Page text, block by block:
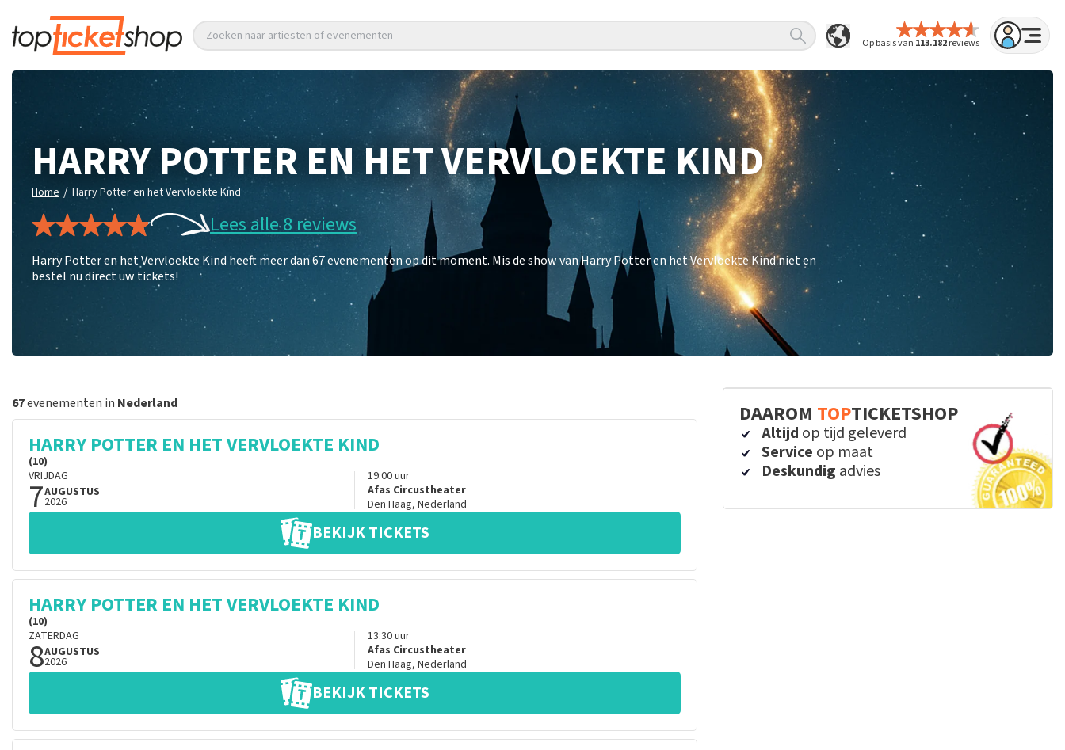
Op basis van 113.182reviews
Zoeken naar artiesten of evenementen
HARRY POTTER EN HET VERVLOEKTE KIND
Home / Harry Potter en het Vervloekte Kind
Lees alle 8 reviews
Harry Potter en het Vervloekte Kind heeft meer dan 67 evenementen op dit moment. Mis de show van Harry Potter en het Vervloekte Kind niet en
bestel nu direct uw tickets!
67evenementen in Nederland
HARRY POTTER EN HET VERVLOEKTE KIND
(10)
VRIJDAG
7AUGUSTUS
2026
19:00uur
Afas Circustheater
Den Haag, Nederland
BEKIJK TICKETS
HARRY POTTER EN HET VERVLOEKTE KIND
(10)
ZATERDAG
8AUGUSTUS
2026
13:30uur
Afas Circustheater
Den Haag, Nederland
BEKIJK TICKETS
DAAROM TOPTICKETSHOP
Altijd op tijd geleverd
Service op maat
Deskundig advies